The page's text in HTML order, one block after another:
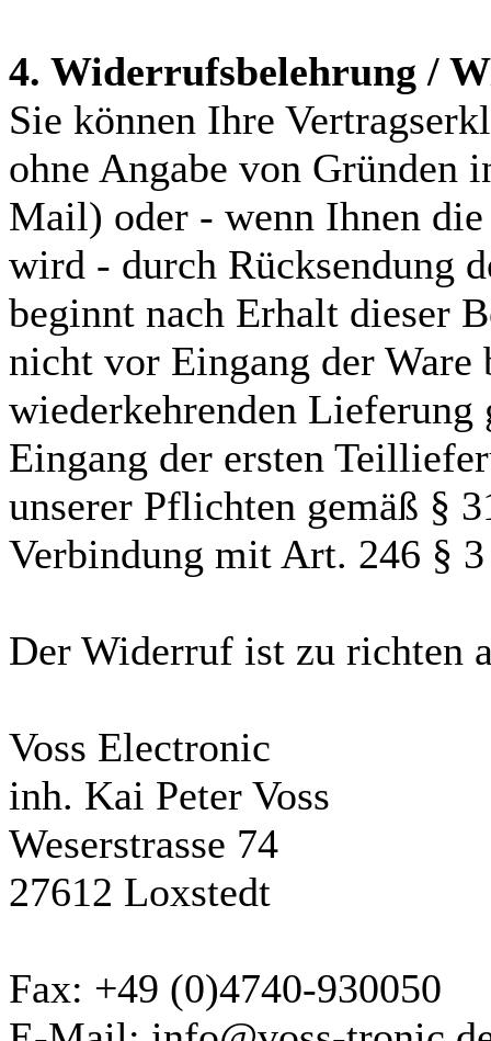
4. Widerrufsbelehrung /
Sie können Ihre
ohne Angabe von
Mail) oder - wenn Ihnen
wird - durch Rücksendung
beginnt nach Erhalt dieser
nicht vor Eingang der
wiederkehrenden
Eingang der ersten
unserer Pflichten gemäß §
Verbindung mit Art. 246 §
Der Widerruf ist zu richten
Voss Electronic
inh. Kai Peter Voss
Weserstrasse 74
27612 Loxstedt
Fax: +49 (0)4740-930050